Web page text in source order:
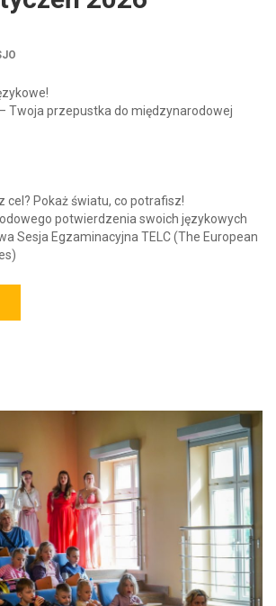
Twoja przepustka do międzynarodowej
cel? Pokaż światu, co potrafisz!
potwierdzenia swoich językowych
Sesja Egzaminacyjna TELC (The European